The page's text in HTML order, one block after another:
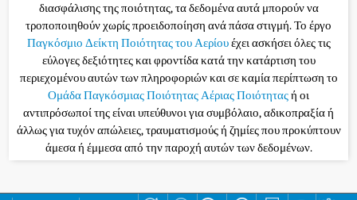
διασφάλισης της ποιότητας, τα δεδομένα αυτά μπορούν να
τροποποιηθούν χωρίς προειδοποίηση ανά πάσα στιγμή. Το έργο
Παγκόσμιο Δείκτη Ποιότητας του Αερίουέχει ασκήσει όλες τις
εύλογες δεξιότητες και φροντίδα κατά την κατάρτιση του
περιεχομένου αυτών των πληροφοριών και σε καμία περίπτωση το
Ομάδα Παγκόσμιας Ποιότητας Αέριας Ποιότηταςή οι
αντιπρόσωποί της είναι υπεύθυνοι για συμβόλαιο, αδικοπραξία ή
άλλως για τυχόν απώλειες, τραυματισμούς ή ζημίες που προκύπτουν
άμεσα ή έμμεσα από την παροχή αυτών των δεδομένων.